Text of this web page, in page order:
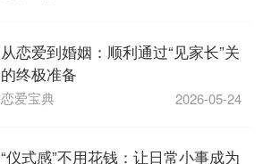
从恋爱到婚姻：顺利通过“见家长”关
的终极准备
恋爱宝典 2026-05-24
“仪式感”不用花钱：让日常小事成为